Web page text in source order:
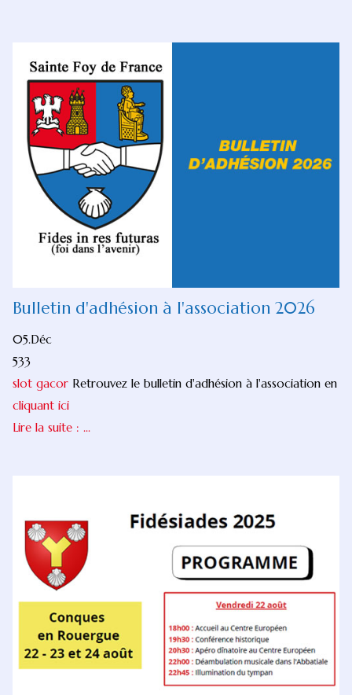
Bulletin d'adhésion à l'association 2026
05.Déc
533
slot gacor Retrouvez le bulletin d'adhésion à l'association en
cliquant ici
Lire la suite : ...